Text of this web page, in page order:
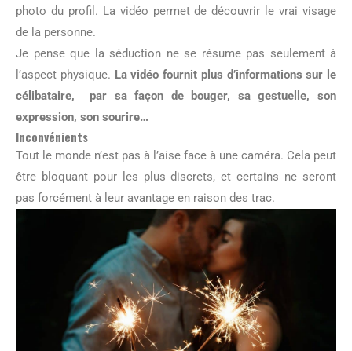
photo du profil. La vidéo permet de découvrir le vrai visage
de la personne.
Je pense que la séduction ne se résume pas seulement à
l’aspect physique. La vidéo fournit plus d’informations sur le
célibataire, par sa façon de bouger, sa gestuelle, son
expression, son sourire…
Inconvénients
Tout le monde n’est pas à l’aise face à une caméra. Cela peut
être bloquant pour les plus discrets, et certains ne seront
pas forcément à leur avantage en raison des trac.